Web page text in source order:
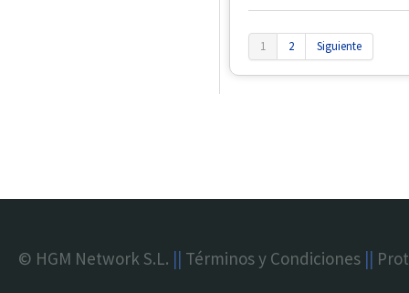
1 2 Siguiente
© HGM Network S.L. || Términos y Condiciones ||